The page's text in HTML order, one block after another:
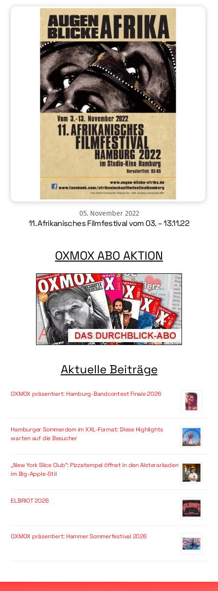
05. November 2022
11. Afrikanisches Filmfestival vom 03. – 13.11.22
OXMOX ABO AKTION
Aktuelle Beiträge
OXMOX präsentiert: Hamburg-Bandcontest Finale 2026
Hamburger Sommerdom im XXL-Format: Diese Highlights
warten auf die Besucher
„New York Slice Club“: Pizzatempel öffnet in den Alsterarkaden
im Big-Apple-Stil
ELBRIOT 2026
OXMOX präsentiert: Hammer Sommerfestival 2026